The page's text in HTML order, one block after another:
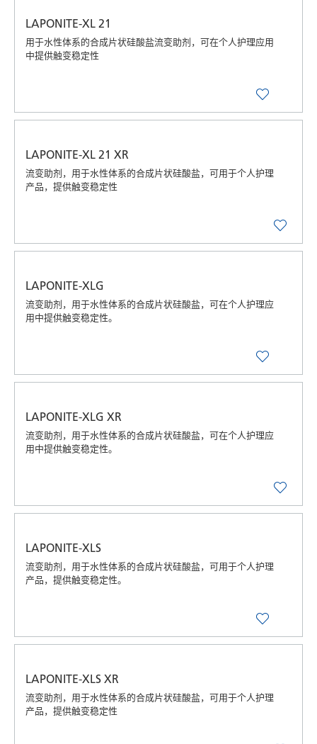
LAPONITE-XL 21
用于水性体系的合成片状硅酸盐流变助剂，可在个人护理应用
中提供触变稳定性
LAPONITE-XL 21 XR
流变助剂，用于水性体系的合成片状硅酸盐，可用于个人护理
产品，提供触变稳定性
LAPONITE-XLG
流变助剂，用于水性体系的合成片状硅酸盐，可在个人护理应
用中提供触变稳定性。
LAPONITE-XLG XR
流变助剂，用于水性体系的合成片状硅酸盐，可在个人护理应
用中提供触变稳定性。
LAPONITE-XLS
流变助剂，用于水性体系的合成片状硅酸盐，可用于个人护理
产品，提供触变稳定性。
LAPONITE-XLS XR
流变助剂，用于水性体系的合成片状硅酸盐，可用于个人护理
产品，提供触变稳定性